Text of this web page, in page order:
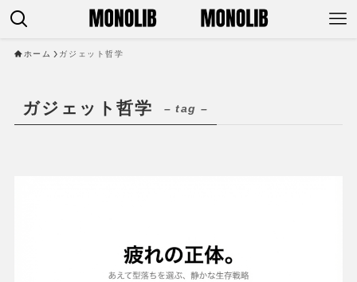
ホーム ガジェット哲学
ガジェット哲学 – tag –